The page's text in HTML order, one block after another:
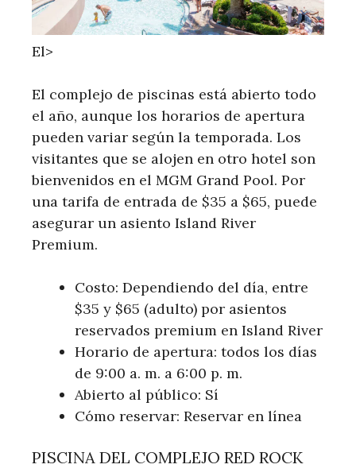
El>
El complejo de piscinas está abierto todo
el año, aunque los horarios de apertura
pueden variar según la temporada. Los
visitantes que se alojen en otro hotel son
bienvenidos en el MGM Grand Pool. Por
una tarifa de entrada de $35 a $65, puede
asegurar un asiento Island River
Premium.
Costo: Dependiendo del día, entre
$35 y $65 (adulto) por asientos
reservados premium en Island River
Horario de apertura: todos los días
de 9:00 a. m. a 6:00 p. m.
Abierto al público: Sí
Cómo reservar: Reservar en línea
PISCINA DEL COMPLEJO RED ROCK